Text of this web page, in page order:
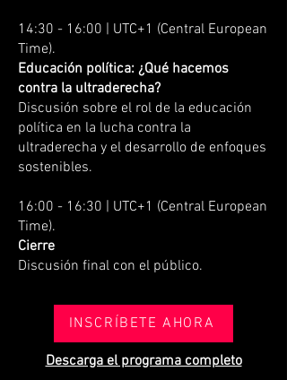
14:30 - 16:00 | UTC+1 (Central European
Time).
Educación política: ¿Qué hacemos
contra la ultraderecha?
Discusión sobre el rol de la educación
política en la lucha contra la
ultraderecha y el desarrollo de enfoques
sostenibles.
16:00 - 16:30 | UTC+1 (Central European
Time).
Cierre
Discusión final con el público.
INSCRÍBETE AHORA
Descarga el programa completo